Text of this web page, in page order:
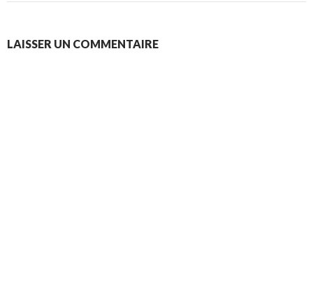
LAISSER UN COMMENTAIRE